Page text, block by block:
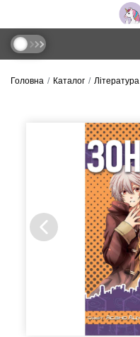
Головна Каталог Література